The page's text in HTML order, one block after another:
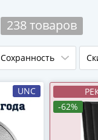
238 товаров
Сохранность
UNC
-62%